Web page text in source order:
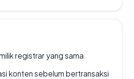
registrar yang sama
konten sebelum bertransaksi